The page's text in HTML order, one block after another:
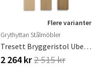
Flere varianter
Grythyttan Stålmöbler
Tresett Bryggeristol Ubehandlet Teak, Inkl. Skru
2 264 kr2 515 kr